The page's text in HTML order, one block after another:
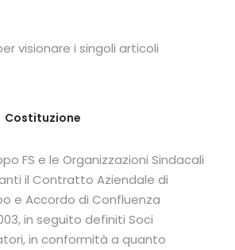
visionare i singoli articoli
Costituzione
FS e le Organizzazioni Sindacali
il Contratto Aziendale di
e Accordo di Confluenza
in seguito definiti Soci
in conformità a quanto